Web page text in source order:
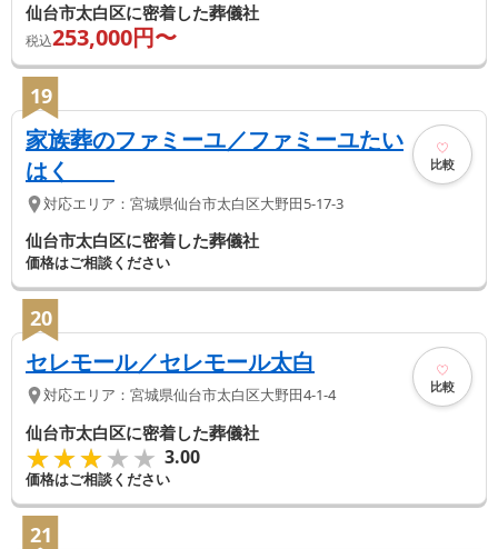
仙台市太白区に密着した葬儀社
税込253,000円〜
19
家族葬のファミーユ／ファミーユたい
はく
対応エリア： 宮城県仙台市太白区大野田5-17-3
比較
仙台市太白区に密着した葬儀社
価格はご相談ください
20
セレモール／セレモール太白
対応エリア： 宮城県仙台市太白区大野田4-1-4 比較
仙台市太白区に密着した葬儀社
★★★★★
★★★★★ 3.00
価格はご相談ください
21